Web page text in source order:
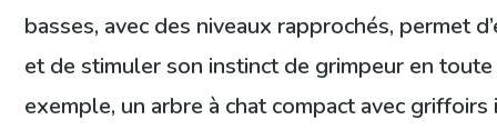
basses, avec des niveaux rapprochés, permet
et de stimuler son instinct de grimpeur en
exemple, un arbre à chat compact avec